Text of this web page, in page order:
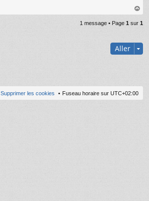
au
t
1 message • Page 1 sur 1
Aller
Fuseau horaire sur UTC+02:00
Supprimer les cookies